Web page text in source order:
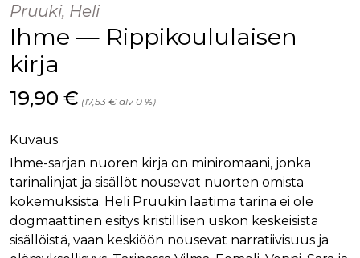
Pruuki, Heli
Ihme — Rippikoululaisen
kirja
Hinta nyt
19,90 € (17,53 € alv 0 %)
Kuvaus
Ihme-sarjan nuoren kirja on miniromaani, jonka
tarinalinjat ja sisällöt nousevat nuorten omista
kokemuksista. Heli Pruukin laatima tarina ei ole
dogmaattinen esitys kristillisen uskon keskeisistä
sisällöistä, vaan keskiöön nousevat narratiivisuus ja